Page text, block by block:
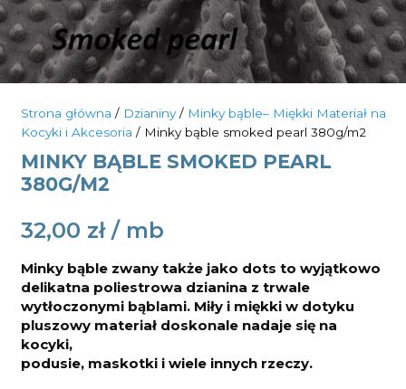
Strona główna / Dzianiny/ Minky bąble– Miękki Materiał na
Kocyki i Akcesoria / Minky bąble smoked pearl 380g/m2
MINKY BĄBLE SMOKED PEARL
380G/M2
32,00 zł
Minky bąble zwany także jako dots to wyjątkowo
delikatna poliestrowa dzianina z trwale
wytłoczonymi bąblami. Miły i miękki w dotyku
pluszowy materiał doskonale nadaje się na
kocyki,
podusie, maskotki i wiele innych rzeczy.